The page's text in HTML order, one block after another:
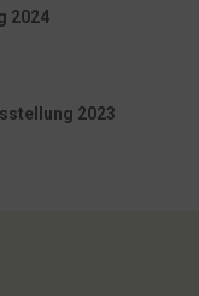
2024
2023